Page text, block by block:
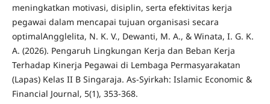
meningkatkan motivasi, disiplin, serta efektivitas kerja
pegawai dalam mencapai tujuan organisasi secara
optimalAngglelita, N. K. V., Dewanti, M. A., & Winata, I. G. K.
A. (2026). Pengaruh Lingkungan Kerja dan Beban Kerja
Terhadap Kinerja Pegawai di Lembaga Permasyarakatan
(Lapas) Kelas II B Singaraja. As-Syirkah: Islamic Economic &
Financial Journal, 5(1), 353-368.